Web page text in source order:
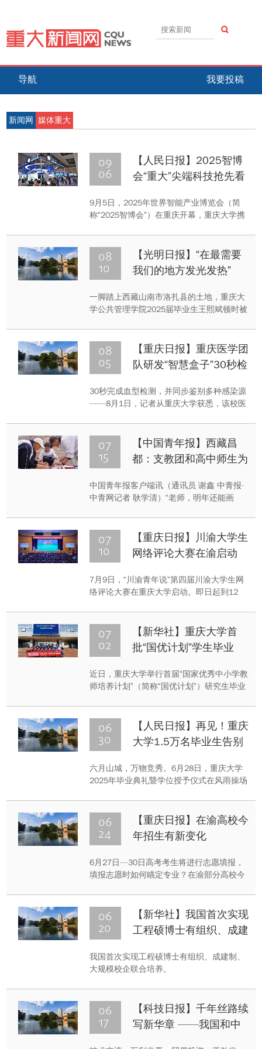
导航 我要投稿
新闻网 媒体重大
09
06
【人民日报】2025智博
会“重大”尖端科技抢先看
9月5日，2025年世界智能产业博览会（简
称“2025智博会”）在重庆开幕，重庆大学携
域，向世界展示智能产业创新的“重大力
量”。
08
10
【光明日报】“在最需要
我们的地方发光发热”
一脚踏上西藏山南市洛扎县的土地，重庆大
学公共管理学院2025届毕业生王熙斌顿时被
右的山峰。他心里不由得一阵激动：这，就
是自己即将扎下根来、施展身手的地方！
08
05
【重庆日报】重庆医学团
队研发“智慧盒子”30秒检
染源
30秒完成血型检测，并同步鉴别多种感染源
——8月1日，记者从重庆大学获悉，该校医
剂盒”，被业界认定为输血和细胞治疗领域的
重要突破。在刚刚落幕的首届“渝创星火”重
庆科技成果转化大赛上，该成果摘得科创团
07
15
【中国青年报】西藏昌
都：支教团和高中师生为
中国青年报客户端讯（通讯员 谢鑫 中青报·
中青网记者 耿学清）“老师，明年还能画
华尚和同学们围在篮球场边两幅刚完成的墙
绘前问。25天前，这里还是两面灰黄的土
墙，如今成了校园里的一道风景线。
07
10
【重庆日报】川渝大学生
网络评论大赛在渝启动
7月9日，“川渝青年说”第四届川渝大学生网
络评论大赛在重庆大学启动。即日起到12
优秀青年网评人才，再度开启一场思想的碰
撞、青春的对话。
07
02
【新华社】重庆大学首
批“国优计划”学生毕业
近日，重庆大学举行首届“国家优秀中小学教
师培养计划”（简称“国优计划”）研究生毕业
校，这标志着重庆大学在探索综合性大学与
高质量基础教育融合、推进国家教育战略部
署、培养研究生层次优秀教师队伍方面取得
06
30
【人民日报】再见！重庆
大学1.5万名毕业生告别
六月山城，万物竞秀。6月28日，重庆大学
2025年毕业典礼暨学位授予仪式在风雨操场
的新征程。重庆大学校长王树新以“坚韧”为
题寄语毕业生，为全体毕业生带来一堂“青春
扬帆新时代”的毕业课程。
06
24
【重庆日报】在渝高校今
年招生有新变化
6月27日—30日高考考生将进行志愿填报，
填报志愿时如何瞄定专业？在渝部分高校今
校获悉，今年各校的招生要求均有变化，如
新增了班型，相关的医学专业不再提科目要
求，报考警校取消了延续多年的户籍限制
06
20
【新华社】我国首次实现
工程硕博士有组织、成建
我国首次实现工程硕博士有组织、成建制、
大规模校企联合培养。
06
17
【科技日报】千年丝路续
写新华章 ——我国和中